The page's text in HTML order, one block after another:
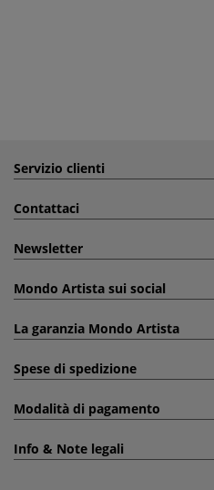
Servizio clienti
Contattaci
Newsletter
Mondo Artista sui social
La garanzia Mondo Artista
Spese di spedizione
Modalità di pagamento
Info & Note legali